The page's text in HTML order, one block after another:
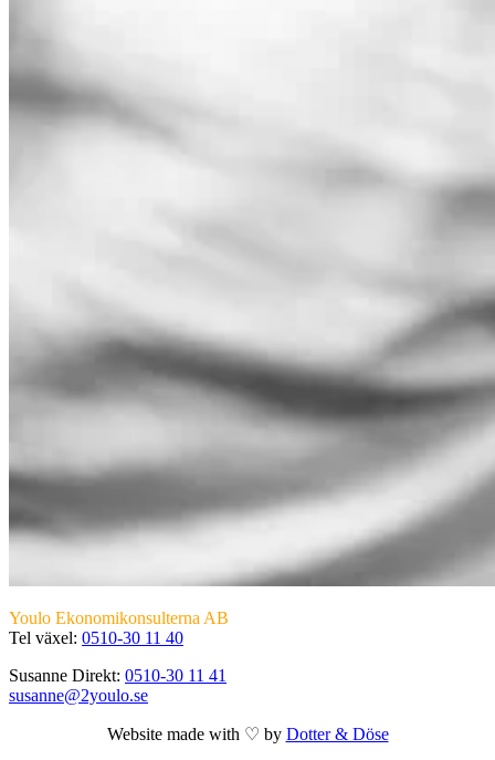
Youlo Ekonomikonsulterna AB
Tel växel: 0510-30 11 40
Susanne Direkt: 0510-30 11 41
susanne@2youlo.se
Website made with ♡ by Dotter & Döse